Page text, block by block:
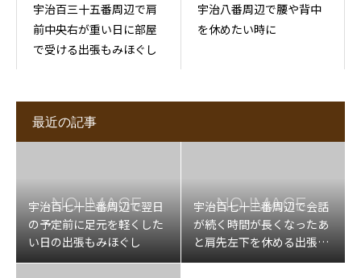
宇治百三十五番周辺で肩
前中央右が重い日に部屋
で受ける出張もみほぐし
宇治八番周辺で腰や背中
を休めたい時に
最近の記事
宇治百七十三番周辺で翌日
の予定前に足元を軽くした
い日の出張もみほぐし
宇治百七十三番周辺で会話
が続く時間が長くなったあ
と肩先左下を休める出張マ
ッサージ